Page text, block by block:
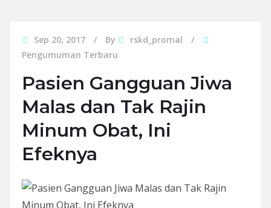
Sep 20, 2017 By
rskd_promal
Pengumuman Terbaru
Pasien Gangguan Jiwa
Malas dan Tak Rajin
Minum Obat, Ini
Efeknya